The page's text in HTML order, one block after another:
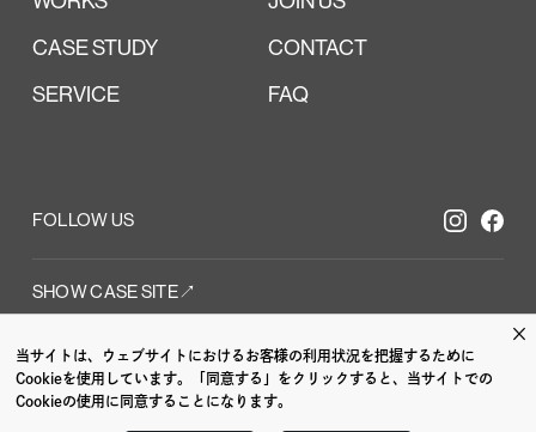
×
当サイトは、ウェブサイトにおけるお客様の利用状況を把握するために
Cookieを使用しています。「同意する」をクリックすると、当サイトでの
Cookieの使用に同意することになります。
CASE STUDY
CONTACT
SERVICE
FAQ
FOLLOW US
SHOW CASE SITE↗︎
/CI VI /